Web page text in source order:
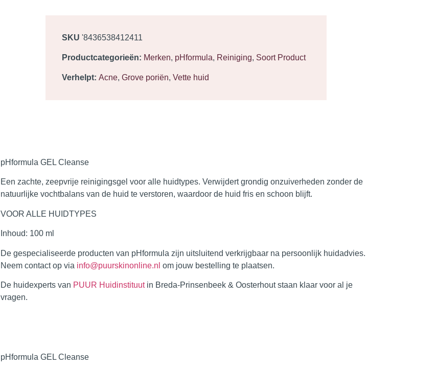
SKU '8436538412411
Productcategorieën: Merken, pHformula, Reiniging, Soort Product
Verhelpt: Acne, Grove poriën, Vette huid
pHformula GEL Cleanse
Een zachte, zeepvrije reinigingsgel voor alle huidtypes. Verwijdert grondig onzuiverheden zonder de
natuurlijke vochtbalans van de huid te verstoren, waardoor de huid fris en schoon blijft.
VOOR ALLE HUIDTYPES
Inhoud: 100 ml
De gespecialiseerde producten van pHformula zijn uitsluitend verkrijgbaar na persoonlijk huidadvies.
Neem contact op via info@puurskinonline.nl om jouw bestelling te plaatsen.
De huidexperts van PUUR Huidinstituut in Breda-Prinsenbeek & Oosterhoutstaan klaar voor al je
vragen.
pHformula GEL Cleanse